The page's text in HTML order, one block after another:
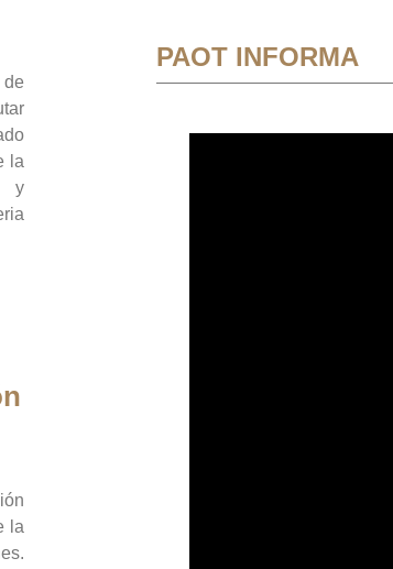
la
y
la
PAOT INFORMA